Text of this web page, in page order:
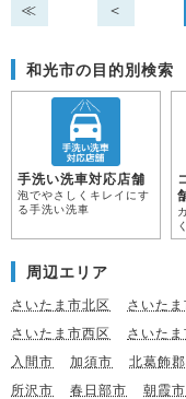
≪ ＜
和光市の目的別検索
手洗い洗車対応店舗
泡でやさしくキレイにす
る手洗い洗車
周辺エリア
さいたま市北区 さいた
さいたま市西区
さいた
入間市
加須市 北葛飾
所沢市
春日部市 朝霞市